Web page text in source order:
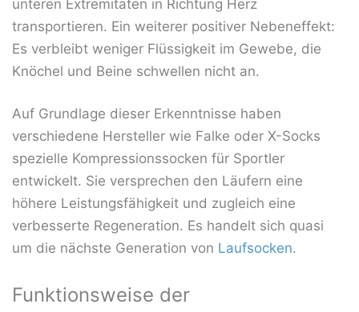
unteren Extremitäten in Richtung Herz
transportieren. Ein weiterer positiver Nebeneffekt:
Es verbleibt weniger Flüssigkeit im Gewebe, die
Knöchel und Beine schwellen nicht an.
Auf Grundlage dieser Erkenntnisse haben
verschiedene Hersteller wie Falke oder X-Socks
spezielle Kompressionssocken für Sportler
entwickelt. Sie versprechen den Läufern eine
höhere Leistungsfähigkeit und zugleich eine
verbesserte Regeneration. Es handelt sich quasi
um die nächste Generation von Laufsocken.
Funktionsweise der